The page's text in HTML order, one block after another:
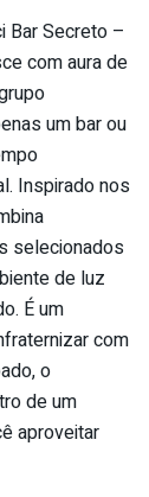
Bar Secreto –
com aura de
um bar ou
Inspirado nos
selecionados
de luz
É um
com
o
de um
aproveitar